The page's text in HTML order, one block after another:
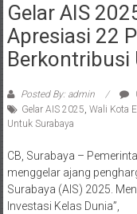
Gelar AIS
Apresiasi 22
Berkontribusi
Posted By: admin
Gelar AIS 2025, Wali Kota
Untuk Surabaya
CB, Surabaya –
menggelar ajang
Surabaya (AIS) 2025.
Investasi Kelas Dunia”,